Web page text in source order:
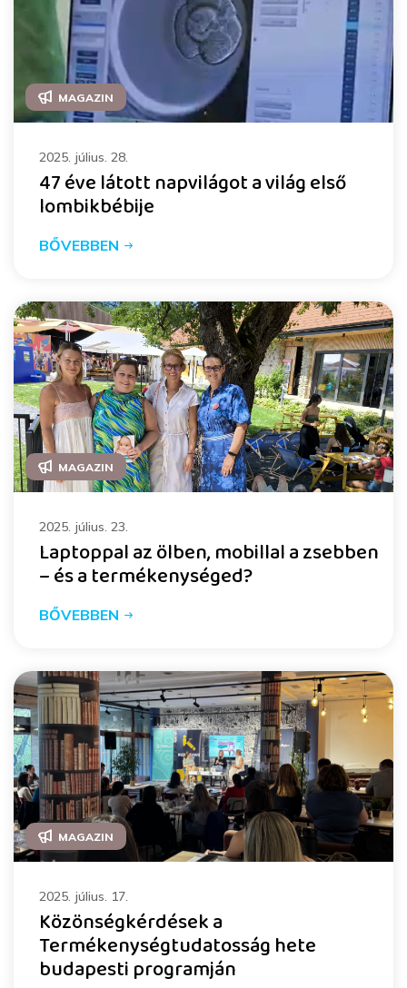
MAGAZIN
2025. július. 28.
47 éve látott napvilágot a világ első
lombikbébije
BŐVEBBEN
MAGAZIN
2025. július. 23.
Laptoppal az ölben, mobillal a zsebben
– és a termékenységed?
BŐVEBBEN
MAGAZIN
2025. július. 17.
Közönségkérdések a
Termékenységtudatosság hete
budapesti programján